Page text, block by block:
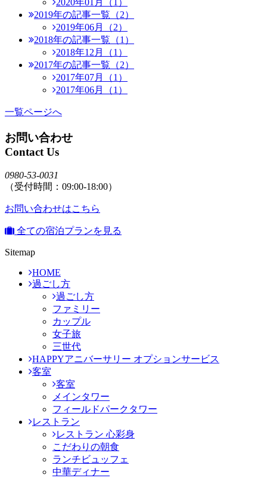
2020年01月（1）
2019年の記事一覧（2）
2019年06月（2）
2018年の記事一覧（1）
2018年12月（1）
2017年の記事一覧（2）
2017年07月（1）
2017年06月（1）
一覧ページへ
お問い合わせ
Contact Us
0980-53-0031
（受付時間：09:00-18:00）
お問い合わせはこちら
全ての宿泊プランを見る
Sitemap
HOME
過ごし方
過ごし方
ファミリー
カップル
女子旅
三世代
HAPPYアニバーサリー オプションサービス
客室
客室
メインタワー
フィールドパークタワー
レストラン
レストラン 心彩身
こだわりの朝食
ランチビュッフェ
中華ディナー